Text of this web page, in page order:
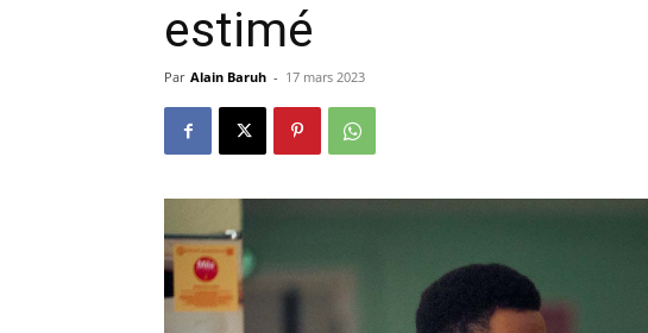
estimé
Par Alain Baruh - 17 mars 2023